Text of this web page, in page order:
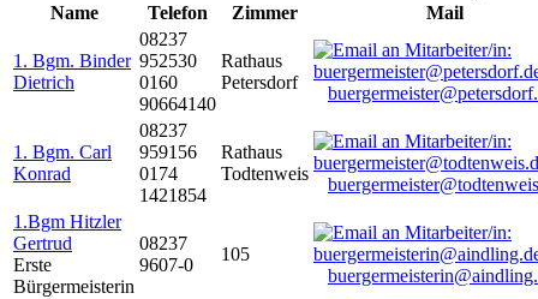
Name
Telefon Zimmer Mail
1. Bgm. Binder
Dietrich
08237
952530
0160
90664140
Rathaus
Petersdorf
1. Bgm. Carl
Konrad
08237
959156
0174
1421854
Rathaus
Todtenweis
1.Bgm Hitzler
Gertrud
Erste
Bürgermeisterin
08237
9607-0
105